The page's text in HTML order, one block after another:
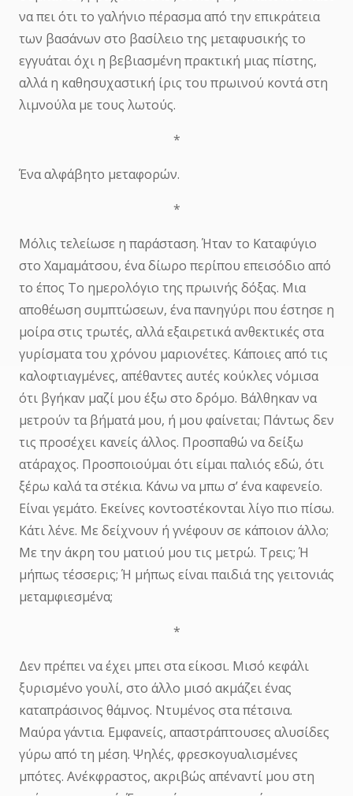
να πει ότι το γαλήνιο πέρασμα από την επικράτεια
των βασάνων στο βασίλειο της μεταφυσικής το
εγγυάται όχι η βεβιασμένη πρακτική μιας πίστης,
αλλά η καθησυχαστική ίρις του πρωινού κοντά στη
λιμνούλα με τους λωτούς.
*
Ένα αλφάβητο μεταφορών.
*
Μόλις τελείωσε η παράσταση. Ήταν το Καταφύγιο
στο Χαμαμάτσου, ένα δίωρο περίπου επεισόδιο από
το έπος Το ημερολόγιο της πρωινής δόξας. Μια
αποθέωση συμπτώσεων, ένα πανηγύρι που έστησε η
μοίρα στις τρωτές, αλλά εξαιρετικά ανθεκτικές στα
γυρίσματα του χρόνου μαριονέτες. Κάποιες από τις
καλοφτιαγμένες, απέθαντες αυτές κούκλες νόμισα
ότι βγήκαν μαζί μου έξω στο δρόμο. Βάλθηκαν να
μετρούν τα βήματά μου, ή μου φαίνεται; Πάντως δεν
τις προσέχει κανείς άλλος. Προσπαθώ να δείξω
ατάραχος. Προσποιούμαι ότι είμαι παλιός εδώ, ότι
ξέρω καλά τα στέκια. Κάνω να μπω σ’ ένα καφενείο.
Είναι γεμάτο. Εκείνες κοντοστέκονται λίγο πιο πίσω.
Κάτι λένε. Με δείχνουν ή γνέφουν σε κάποιον άλλο;
Με την άκρη του ματιού μου τις μετρώ. Τρεις; Ή
μήπως τέσσερις; Ή μήπως είναι παιδιά της γειτονιάς
μεταμφιεσμένα;
*
Δεν πρέπει να έχει μπει στα είκοσι. Μισό κεφάλι
ξυρισμένο γουλί, στο άλλο μισό ακμάζει ένας
καταπράσινος θάμνος. Ντυμένος στα πέτσινα.
Μαύρα γάντια. Εμφανείς, απαστράπτουσες αλυσίδες
γύρω από τη μέση. Ψηλές, φρεσκογυαλισμένες
μπότες. Ανέκφραστος, ακριβώς απέναντί μου στη